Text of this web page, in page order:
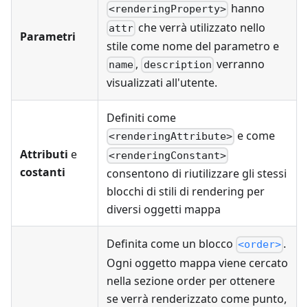
Parametri
<renderingProperty> hanno
attr che verrà utilizzato nello
stile come nome del parametro e
name , description verranno
visualizzati all'utente.
Attributi e
costanti
Definiti come
<renderingAttribute> e come
<renderingConstant>
consentono di riutilizzare gli stessi
blocchi di stili di rendering per
diversi oggetti mappa
Definita come un blocco <order> .
Ogni oggetto mappa viene cercato
nella sezione order per ottenere
se verrà renderizzato come punto,